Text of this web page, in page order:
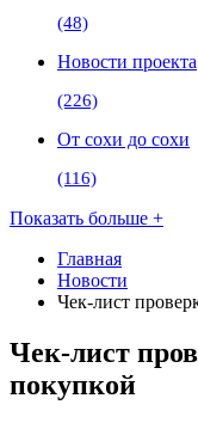
(48)
Новости проекта
(226)
От сохи до сохи
(116)
Показать больше +
Главная
Новости
Чек-лист
Чек-лист
покупкой